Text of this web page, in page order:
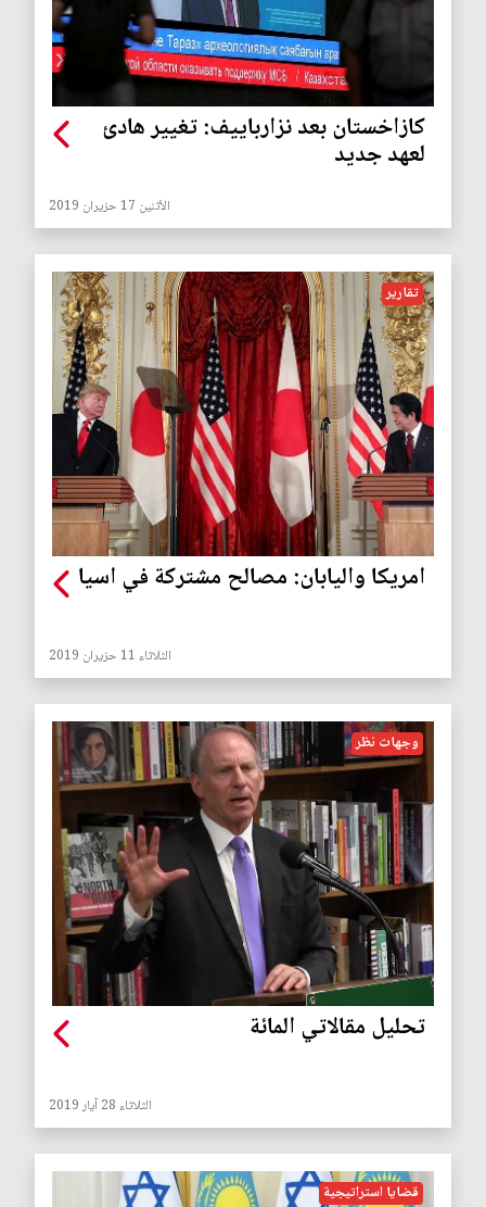
كازاخستان بعد نزارباييف: تغيير هادئ
لعهد جديد
الأثنين 17 حزيران 2019
تقارير
امريكا واليابان: مصالح مشتركة في اسيا
الثلاثاء 11 حزيران 2019
وجهات نظر
تحليل مقالاتي المائة
الثلاثاء 28 آيار 2019
قضايا استراتيجية